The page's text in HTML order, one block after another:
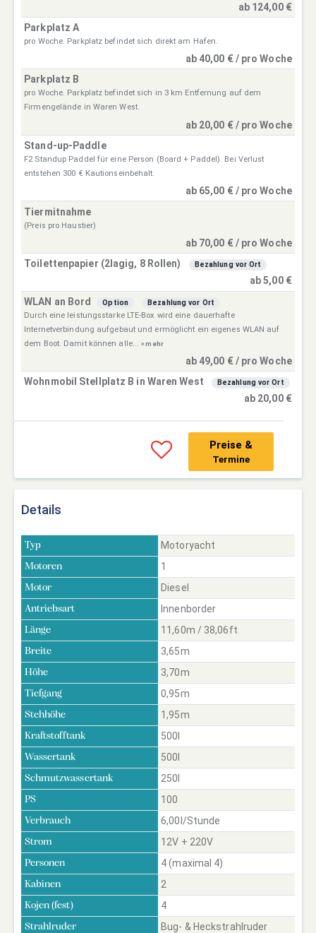
ab 124,00 €
Parkplatz A
pro Woche. Parkplatz befindet sich direkt am Hafen.
ab 40,00 € / pro Woche
Parkplatz B
pro Woche. Parkplatz befindet sich in 3 km Entfernung auf dem
Firmengelände in Waren West.
ab 20,00 € / pro Woche
Stand-up-Paddle
F2 Standup Paddel für eine Person (Board + Paddel). Bei Verlust
entstehen 300 € Kautionseinbehalt.
ab 65,00 € / pro Woche
Tiermitnahme
(Preis pro Haustier)
ab 70,00 € / pro Woche
Toilettenpapier (2lagig, 8 Rollen)
Bezahlung vor Ort
ab 5,00 €
WLAN an Bord
Option
Bezahlung vor Ort
Durch eine leistungsstarke LTE-Box wird eine dauerhafte
Internetverbindung aufgebaut und ermöglicht ein eigenes WLAN auf
dem Boot. Damit können alle...» mehr
ab 49,00 € / pro Woche
Wohnmobil Stellplatz B in Waren West
Bezahlung vor Ort
ab 20,00 €
Preise &
Termine
Details
Typ Motoryacht
Motoren 1
Motor Diesel
Antriebsart Innenborder
Länge 11,60m / 38,06ft
Breite 3,65m
Höhe 3,70m
Tiefgang 0,95m
Stehhöhe 1,95m
Kraftstofftank 500l
Wassertank 500l
Schmutzwassertank 250l
PS 100
Verbrauch 6,00l/Stunde
Strom 12V + 220V
Personen 4 (maximal 4)
Kabinen 2
Kojen (fest) 4
Strahlruder Bug- & Heckstrahlruder